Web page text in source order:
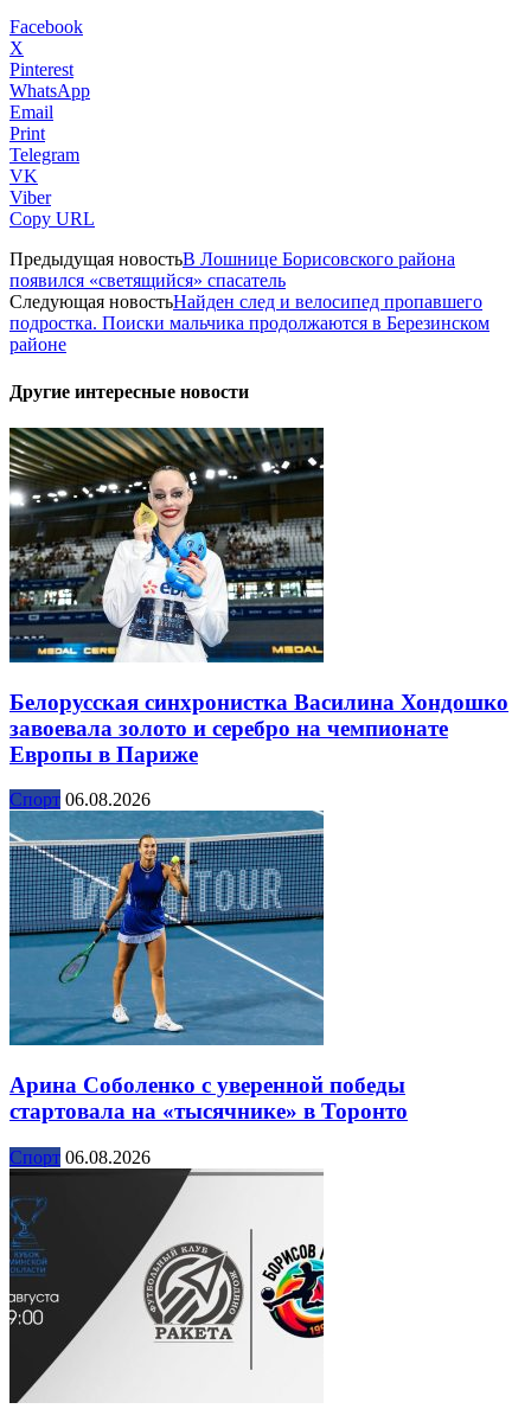
Facebook
X
Pinterest
WhatsApp
Email
Print
Telegram
VK
Viber
Copy URL
Предыдущая новостьВ Лошнице Борисовского района
появился «светящийся» спасатель
Следующая новостьНайден след и велосипед пропавшего
подростка. Поиски мальчика продолжаются в Березинском
районе
Другие интересные новости
Белорусская синхронистка Василина Хондошко
завоевала золото и серебро на чемпионате
Европы в Париже
Спорт 06.08.2026
Арина Соболенко с уверенной победы
стартовала на «тысячнике» в Торонто
Спорт 06.08.2026